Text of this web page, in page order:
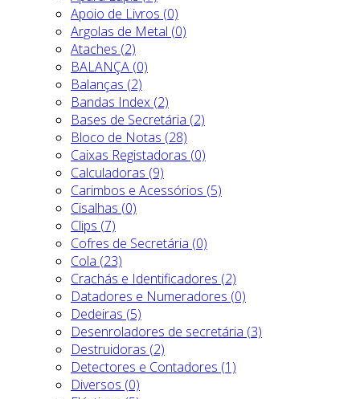
Apoio de Livros (0)
Argolas de Metal (0)
Ataches (2)
BALANÇA (0)
Balanças (2)
Bandas Index (2)
Bases de Secretária (2)
Bloco de Notas (28)
Caixas Registadoras (0)
Calculadoras (9)
Carimbos e Acessórios (5)
Cisalhas (0)
Clips (7)
Cofres de Secretária (0)
Cola (23)
Crachás e Identificadores (2)
Datadores e Numeradores (0)
Dedeiras (5)
Desenroladores de secretária (3)
Destruidoras (2)
Detectores e Contadores (1)
Diversos (0)